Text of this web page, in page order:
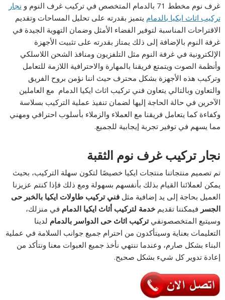
غرف نوم مخطط 71 بالدمام المتخصص في تركيب غرف النوم و
نجار
تركيب اثاث ايكيا بالدمام يتميز بقدرته على تحليل المساحات وتقديم
الاقتراحات المناسبة لتوفير الفضاء الأمثل وضمان التهوية الجيدة في
غرفة النوم بالإضافة إلى ذلك يمتاز بقدرته على تثبيت الأجهزة
الإلكترونية في غرفة النوم مثل التلفزيون ومنافذ الشحن اللاسلكي
وأنظمة الصوت ويتمتع فريقنا بالمهارة والاحترافية اللازمة للتعامل
وتركيب هذه الأجهزة بشكل محترف حيث اننا نؤمن بروح الفريق
والتعاون وبالتالي يتعاون فني تركيب اثاث ايكيا الدمام مع العاملين
الآخرين في حالة الحاجة إليها لضمان تنفيذ عملية التركيب بسلاسة
وكفاءة كما يتعامل فريقنا مع العملاء والزملاء بأسلوب احترافي ومهني
مما يسهم في توفير تجربة إيجابية للجميع.
نجار ‏تركيب غرف نوم الثقبة
تم تصميم منتجاتنا منتجات ايكيا خصيصًا لتكون سهلة التركيب، بحيث
يمكن لعملائنا القيام بذلك بأنفسهم بسهولة ومع ذلك فإذا كنتم عزيزنا
العميل بحاجة إلى يد إضافية مثلفني تركيب طاولات ايكيا بالخبر حى
الجسر فيمكننا تقديمخدمة لتركيب أثاث ايكيا الدمام في منزلك،
وسيتبع المتخصصونفي تركيب اثاث حى الدواسر بالدمام لدينا
التعليمات بعناية وسيتأكدون من احترام جميع جوانب السلامة في عملية
البناء بشكل صارم، وعندما ننتهي نأخذ جميع العبوات معنا ونتأكد من
إعادة تدوير كل شيء بشكل صحيح.